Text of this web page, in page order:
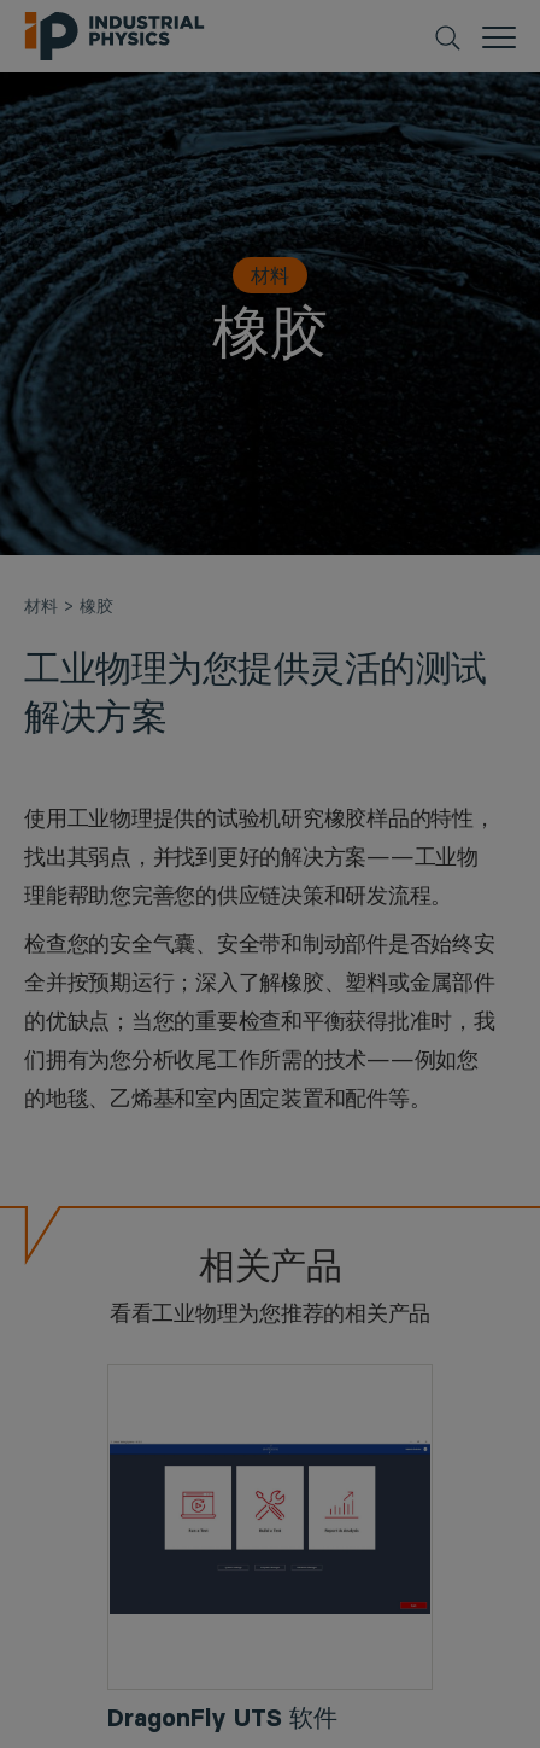
材料
橡胶
材料 橡胶
工业物理为您提供灵活的测试
解决方案
使用工业物理提供的试验机研究橡胶样品的特性，
找出其弱点，并找到更好的解决方案——工业物
理能帮助您完善您的供应链决策和研发流程。
检查您的安全气囊、安全带和制动部件是否始终安
全并按预期运行；深入了解橡胶、塑料或金属部件
的优缺点；当您的重要检查和平衡获得批准时，我
们拥有为您分析收尾工作所需的技术——例如您
的地毯、乙烯基和室内固定装置和配件等。
相关产品
看看工业物理为您推荐的相关产品
DragonFly UTS 软件